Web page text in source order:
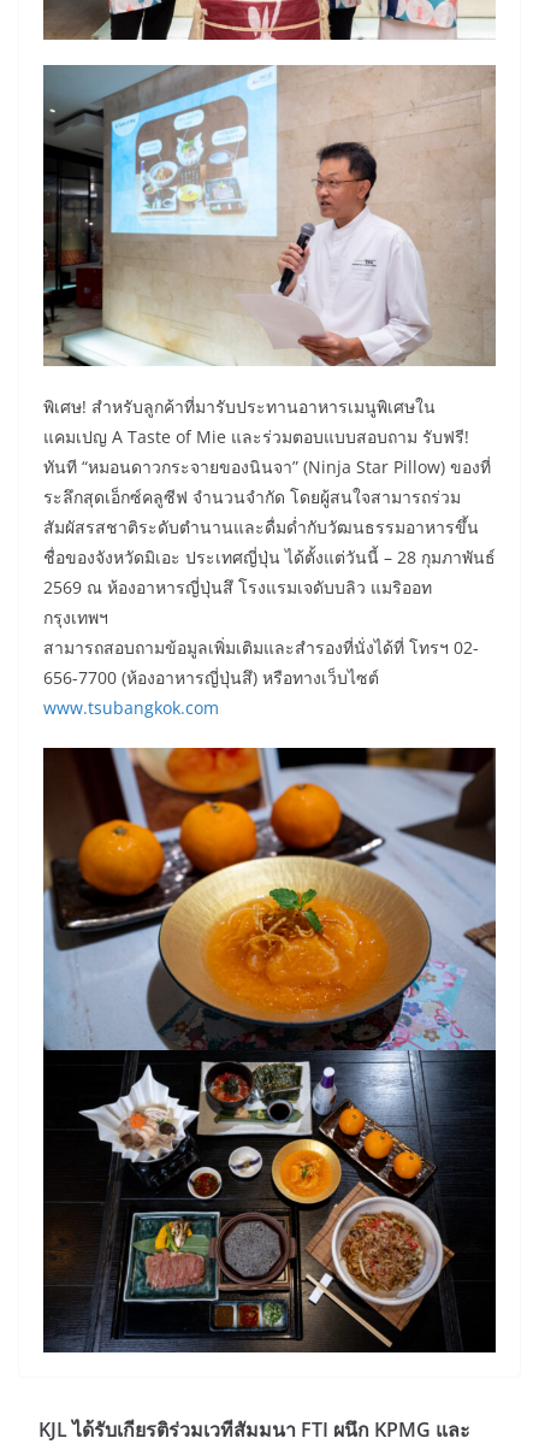
​พิเศษ! สำหรับลูกค้าที่มารับประทานอาหารเมนูพิเศษใน
แคมเปญ A Taste of Mie และร่วมตอบแบบสอบถาม รับฟรี!
ทันที “หมอนดาวกระจายของนินจา” (Ninja Star Pillow) ของที่
ระลึกสุดเอ็กซ์คลูซีฟ จำนวนจำกัด โดยผู้สนใจสามารถร่วม
สัมผัสรสชาติระดับตำนานและดื่มด่ำกับวัฒนธรรมอาหารขึ้น
ชื่อของจังหวัดมิเอะ ประเทศญี่ปุ่น ได้ตั้งแต่วันนี้ – 28 กุมภาพันธ์
2569 ณ ห้องอาหารญี่ปุ่นสึ โรงแรมเจดับบลิว แมริออท
กรุงเทพฯ
สามารถสอบถามข้อมูลเพิ่มเติมและสำรองที่นั่งได้ที่ โทรฯ 02-
656-7700 (ห้องอาหารญี่ปุ่นสึ) หรือทางเว็บไซต์
www.tsubangkok.com
KJL ได้รับเกียรติร่วมเวทีสัมมนา FTI ผนึก KPMG และ